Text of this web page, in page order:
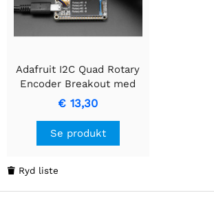
Adafruit I2C Quad Rotary
Encoder Breakout med
NeoPixel
€ 13,30
Se produkt
 Ryd liste